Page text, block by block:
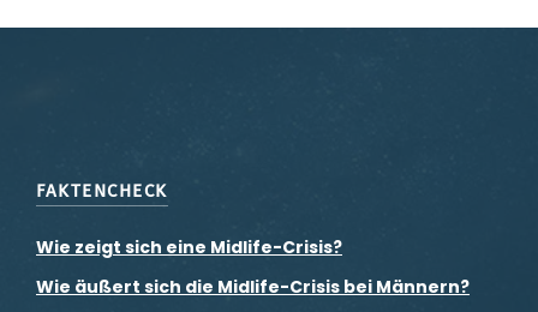
FAKTENCHECK
Wie zeigt sich eine Midlife-Crisis?
Wie äußert sich die Midlife-Crisis bei Männern?